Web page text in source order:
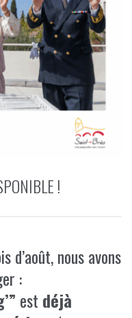
!
d’août, nous avons
:
est déjà